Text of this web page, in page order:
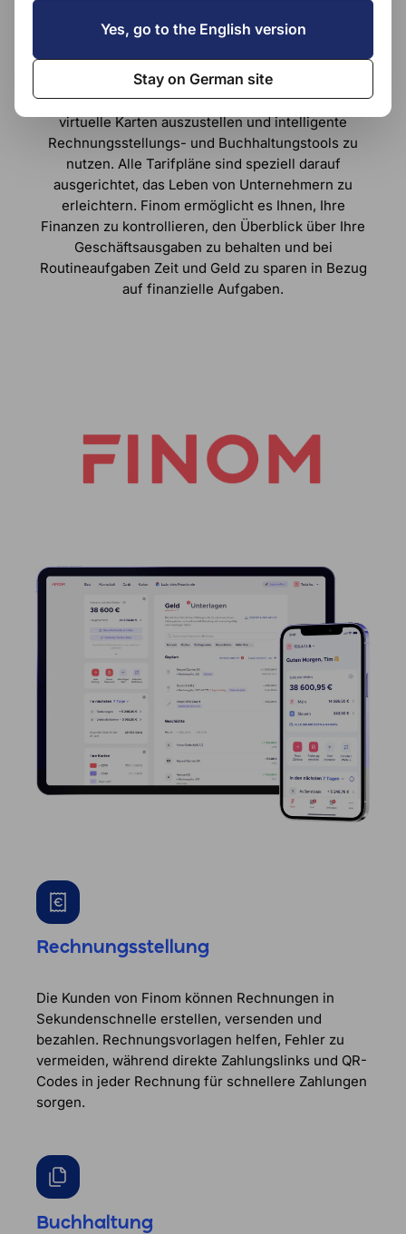
Geschäftskonten und einer Finanzplattform für
Freiberufler, Unternehmer und Geschäftsinhaber
und Unternehmer. Finom ermöglicht es Kunden,
eine lokale IBAN zu erhalten, physische und
virtuelle Karten auszustellen und intelligente
Rechnungsstellungs- und Buchhaltungstools zu
nutzen. Alle Tarifpläne sind speziell darauf
ausgerichtet, das Leben von Unternehmern zu
erleichtern. Finom ermöglicht es Ihnen, Ihre
Finanzen zu kontrollieren, den Überblick über Ihre
Geschäftsausgaben zu behalten und bei
Routineaufgaben Zeit und Geld zu sparen in Bezug
auf finanzielle Aufgaben.
Rechnungsstellung
Die Kunden von Finom können Rechnungen in
Sekundenschnelle erstellen, versenden und
bezahlen. Rechnungsvorlagen helfen, Fehler zu
vermeiden, während direkte Zahlungslinks und QR-
Codes in jeder Rechnung für schnellere Zahlungen
sorgen.
Buchhaltung
Yes, go to the English version
Stay on German site